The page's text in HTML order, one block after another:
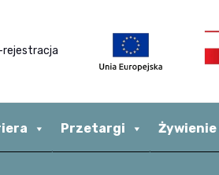
Przetargi